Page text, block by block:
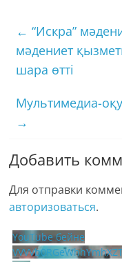
← “Искра”
мәдениет
шара өтті
Мультимедиа-
→
Добавить
Для отправки
авторизоваться.
YouTube бейне